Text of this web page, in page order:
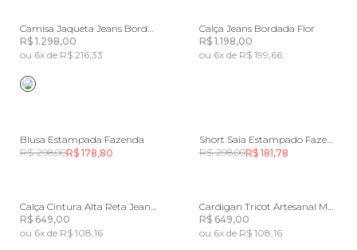
Camisa Jaqueta Jeans Bordado Flor
R$ 1.298,00
ou 6x de R$ 216,33
Calça Jeans Bordada Flor
R$ 1.198,00
ou 6x de R$ 199,66
Blusa Estampada Fazenda
R$ 298,00R$ 178,80
Short Saia Estampado Fazenda
R$ 298,00R$ 181,78
Calça Cintura Alta Reta Jeans Paisagem
R$ 649,00
ou 6x de R$ 108,16
Cardigan Tricot Artesanal Morango
R$ 649,00
ou 6x de R$ 108,16